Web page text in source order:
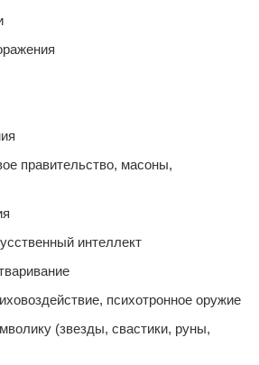
правительство, масоны,
интеллект
психотронное оружие
(звезды, свастики, руны,